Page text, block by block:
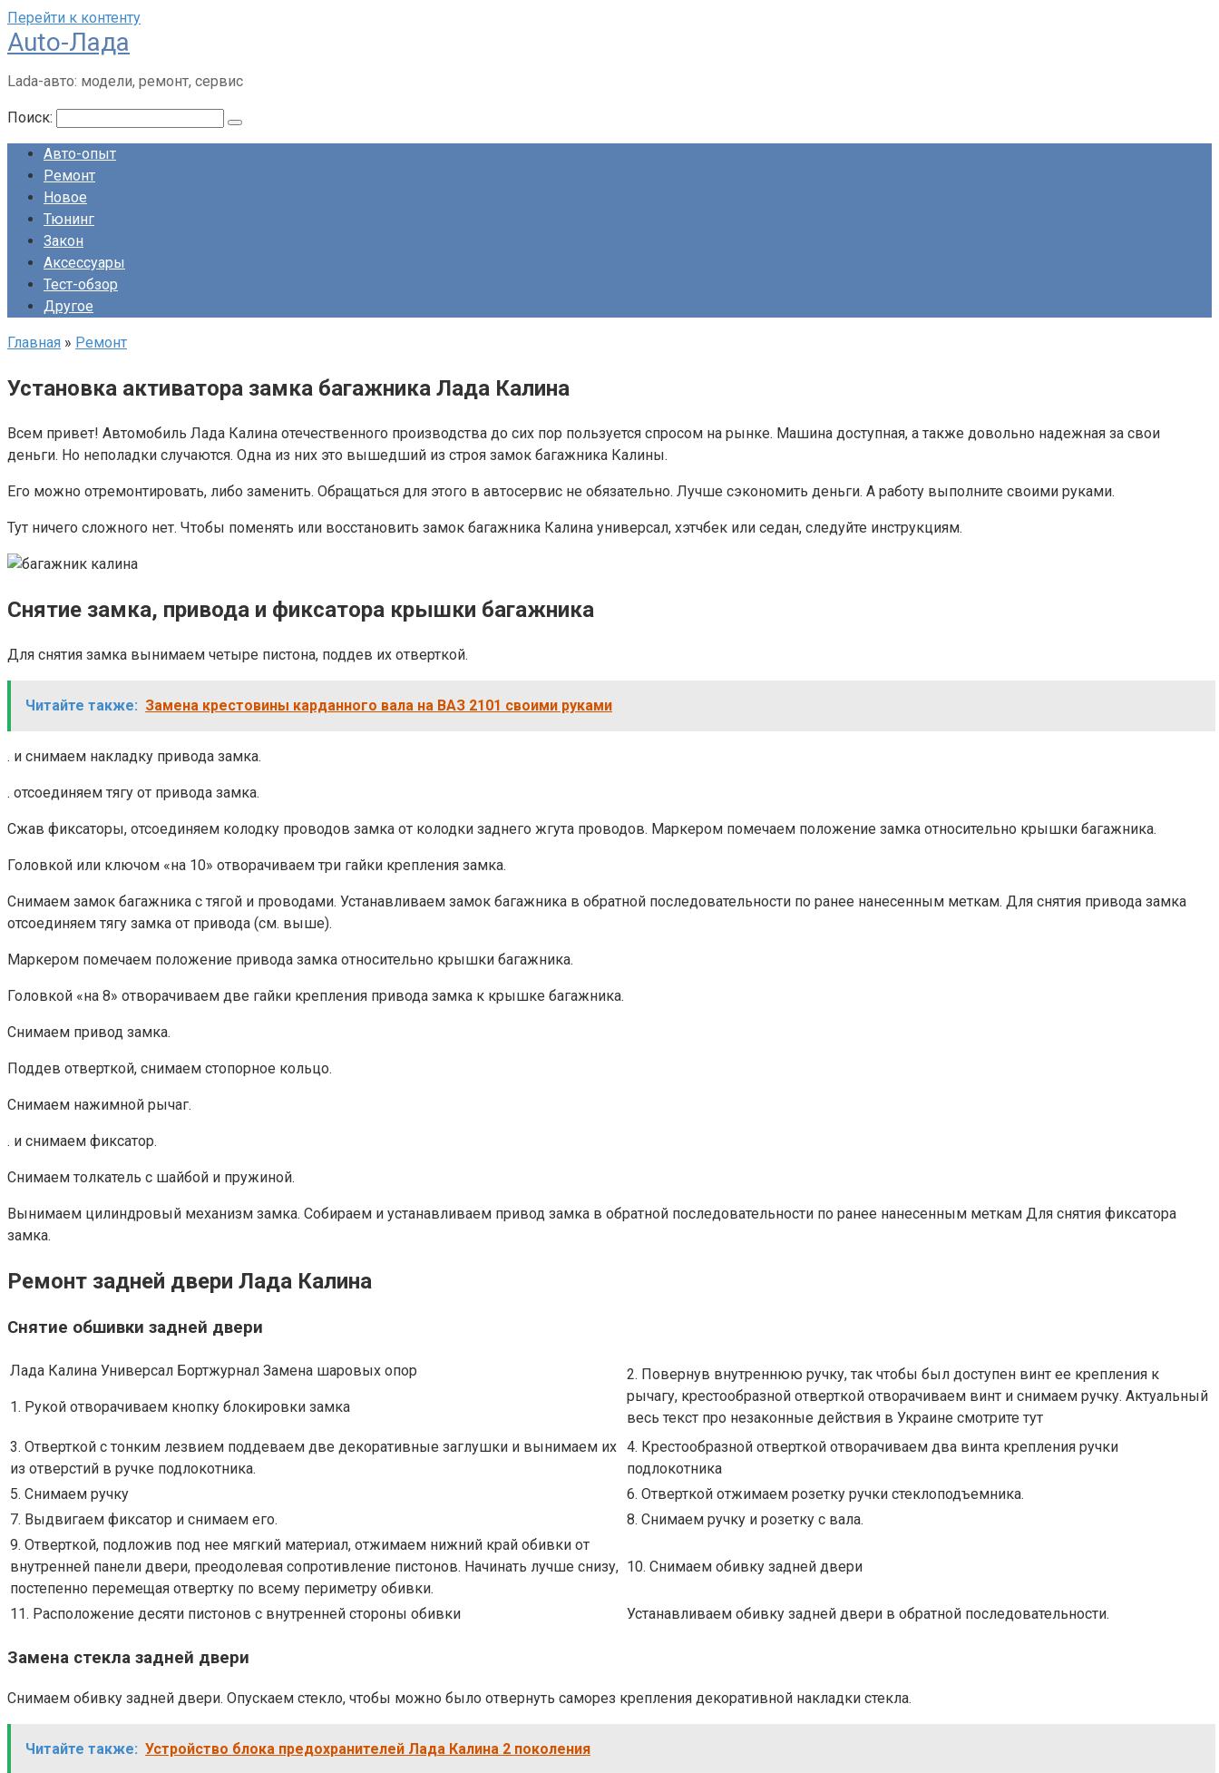
Перейти к контенту
Auto-Лада
Lada-авто: модели, ремонт, сервис
Поиск:
Авто-опыт
Ремонт
Новое
Тюнинг
Закон
Аксессуары
Тест-обзор
Другое
Главная » Ремонт
Установка активатора замка багажника Лада Калина
Всем привет! Автомобиль Лада Калина отечественного производства до сих пор пользуется спросом на рынке. Машина доступная, а также довольно надежная за свои
деньги. Но неполадки случаются. Одна из них это вышедший из строя замок багажника Калины.
Его можно отремонтировать, либо заменить. Обращаться для этого в автосервис не обязательно. Лучше сэкономить деньги. А работу выполните своими руками.
Тут ничего сложного нет. Чтобы поменять или восстановить замок багажника Калина универсал, хэтчбек или седан, следуйте инструкциям.
Снятие замка, привода и фиксатора крышки багажника
Для снятия замка вынимаем четыре пистона, поддев их отверткой.
Читайте также: Замена крестовины карданного вала на ВАЗ 2101 своими руками
. и снимаем накладку привода замка.
. отсоединяем тягу от привода замка.
Сжав фиксаторы, отсоединяем колодку проводов замка от ко­лодки заднего жгута проводов. Маркером помечаем положение замка относительно крышки багаж­ника.
Головкой или ключом «на 10» отворачиваем три гайки крепле­ния замка.
Снимаем замок багажника с тягой и проводами. Устанавливаем замок багажника в об­ратной последовательности по ранее нанесенным меткам. Для снятия привода замка
отсоеди­няем тягу замка от привода (см. вы­ше).
Маркером помечаем положение привода замка относительно крышки багажника.
Головкой «на 8» отворачиваем две гайки крепления привода замка к крышке багажника.
Снимаем привод замка.
Поддев отверткой, снимаем сто­порное кольцо.
Снимаем нажимной рычаг.
. и снимаем фиксатор.
Снимаем толкатель с шайбой и пружиной.
Вынимаем цилиндровый меха­низм замка. Собираем и устанавливаем привод замка в обратной последовательно­сти по ранее нанесенным меткам Для снятия фиксатора
замка.
Ремонт задней двери Лада Калина
Снятие обшивки задней двери
Лада Калина Универсал Бортжурнал Замена шаровых опор
1. Рукой отворачиваем кнопку блокировки замка
2. Повернув внутреннюю ручку, так чтобы был доступен винт ее крепления к
рычагу, крестообразной отверткой отворачиваем винт и снимаем ручку. Актуальный
весь текст про незаконные действия в Украине смотрите тут
3. Отверткой с тонким лезвием поддеваем две декоративные заглушки и вынимаем их
из отверстий в ручке подлокотника.
4. Крестообразной отверткой отворачиваем два винта крепления ручки
подлокотника
5. Снимаем ручку
6. Отверткой отжимаем розетку ручки стеклоподъемника.
7. Выдвигаем фиксатор и снимаем его.
8. Снимаем ручку и розетку с вала.
9. Отверткой, подложив под нее мягкий материал, отжимаем нижний край обивки от
внутренней панели двери, преодолевая сопротивление пистонов. Начинать лучше снизу,
постепенно перемещая отвертку по всему периметру обивки.
10. Снимаем обивку задней двери
11. Расположение десяти пистонов с внутренней стороны обивки Устанавливаем обивку задней двери в обратной последовательности.
Замена стекла задней двери
Снимаем обивку задней двери. Опускаем стекло, чтобы можно было отвернуть саморез крепления декоративной накладки стекла.
Читайте также: Устройство блока предохранителей Лада Калина 2 поколения